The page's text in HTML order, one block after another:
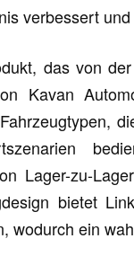
verbessert
das von
Kavan
Lager-zu-
bietet
wodurch ein